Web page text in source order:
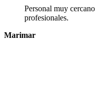
Personal muy
profesionales.
Marimar